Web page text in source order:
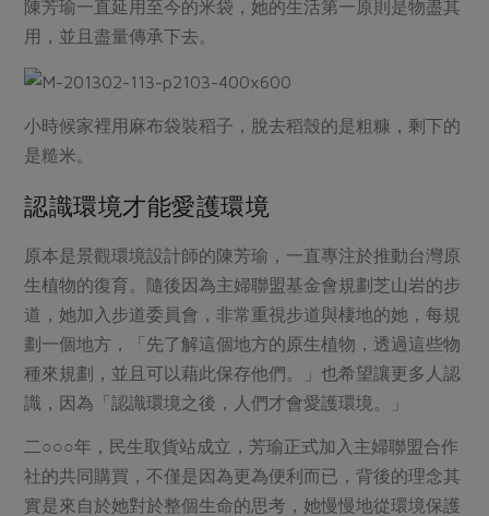
陳芳瑜一直延用至今的米袋，她的生活第一原則是物盡其
用，並且盡量傳承下去。
小時候家裡用麻布袋裝稻子，脫去稻殼的是粗糠，剩下的
是糙米。
認識環境才能愛護環境
原本是景觀環境設計師的陳芳瑜，一直專注於推動台灣原
生植物的復育。隨後因為主婦聯盟基金會規劃芝山岩的步
道，她加入步道委員會，非常重視步道與棲地的她，每規
劃一個地方，「先了解這個地方的原生植物，透過這些物
種來規劃，並且可以藉此保存他們。」也希望讓更多人認
識，因為「認識環境之後，人們才會愛護環境。」
二○○○年，民生取貨站成立，芳瑜正式加入主婦聯盟合作
社的共同購買，不僅是因為更為便利而已，背後的理念其
實是來自於她對於整個生命的思考，她慢慢地從環境保護